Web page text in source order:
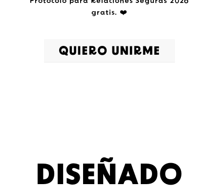
gratis. ❤️
QUIERO UNIRME
DISEÑADO